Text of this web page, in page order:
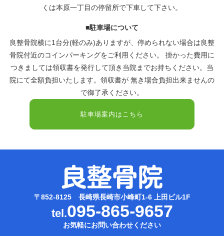
くは本原一丁目の停留所で下車して下さい。
■駐車場について
良整骨院横に1台分(軽のみ)ありますが、停められない場合は良整
骨院付近のコインパーキングをご利用ください。 掛かった費用に
つきましては領収書を発行して頂き当院までお持ちください。当
院にて全額負担いたします。領収書が 無き場合負担出来ませんの
で御了承ください。
駐車場案内はこちら
〒852-8125 長崎県長崎市小峰町1-6 上田ビル1F
tel.095-865-9657
お気軽にお問い合わせください